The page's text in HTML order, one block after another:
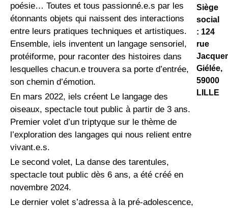
poésie… Toutes et tous passionné.e.s par les
étonnants objets qui naissent des interactions
entre leurs pratiques techniques et artistiques.
Ensemble, iels inventent un langage sensoriel,
protéiforme, pour raconter des histoires dans
lesquelles chacun.e trouvera sa porte d’entrée,
son chemin d’émotion.
En mars 2022, iels créent Le langage des
oiseaux, spectacle tout public à partir de 3 ans.
Premier volet d’un triptyque sur le thème de
l’exploration des langages qui nous relient entre
vivant.e.s.
Le second volet, La danse des tarentules,
spectacle tout public dès 6 ans, a été créé en
novembre 2024.
Le dernier volet s’adressa à la pré-adolescence,
Siège
social
: 124
rue
Giélée,
59000
LILLE